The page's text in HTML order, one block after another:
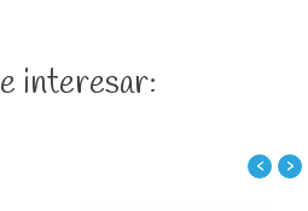
interesar:
‹ ›